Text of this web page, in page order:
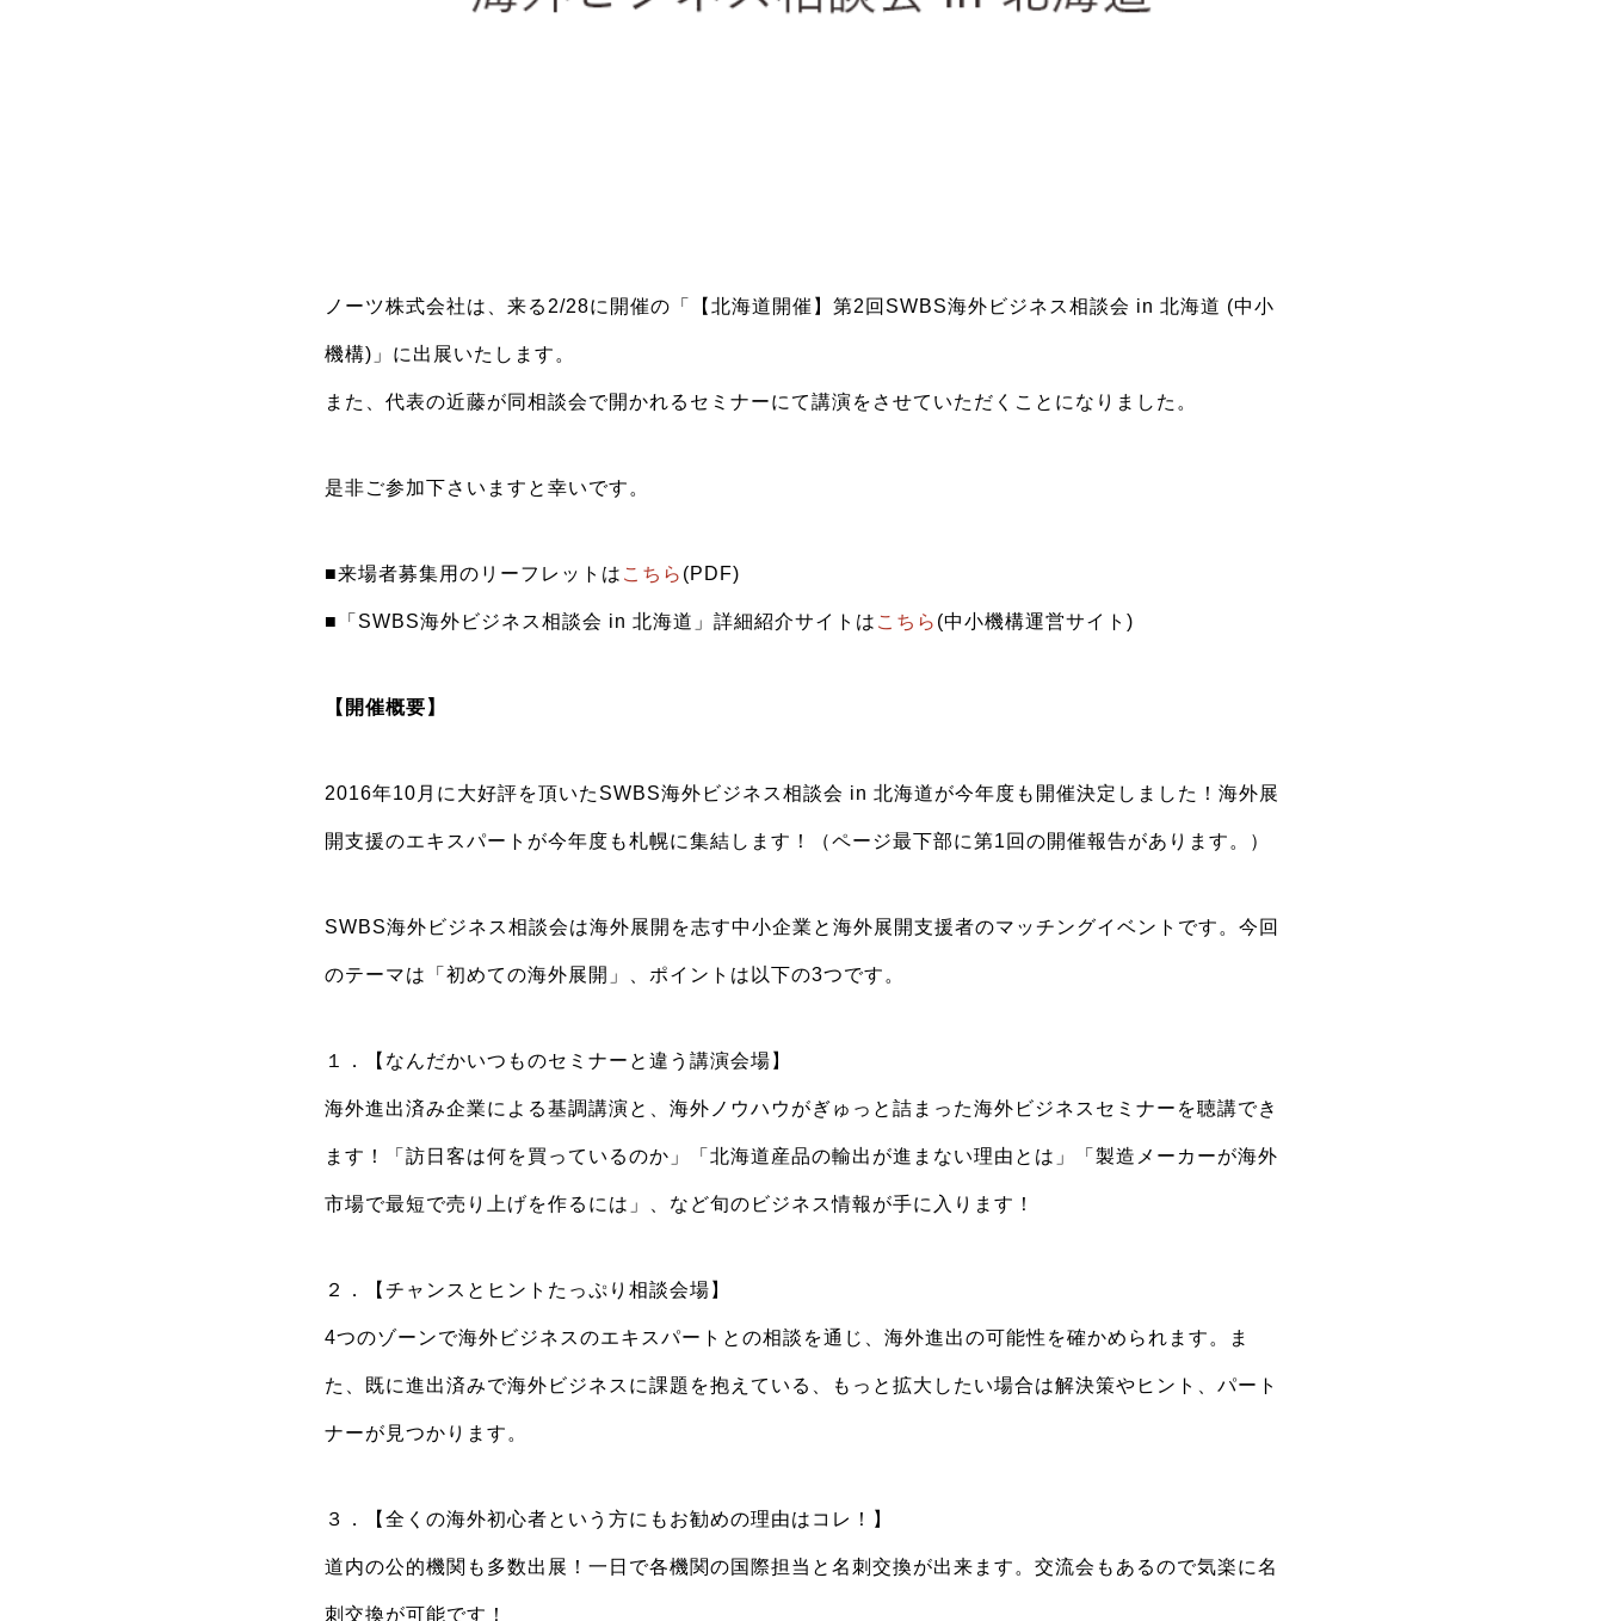
ノーツ株式会社は、来る2/28に開催の「【北海道開催】第2回SWBS海外ビジネス相談会 in 北海道 (中小
機構)」に出展いたします。
また、代表の近藤が同相談会で開かれるセミナーにて講演をさせていただくことになりました。
是非ご参加下さいますと幸いです。
■来場者募集用のリーフレットは こちら (PDF)
■「SWBS海外ビジネス相談会 in 北海道」詳細紹介サイトは こちら (中小機構運営サイト)
【開催概要】
2016年10月に大好評を頂いたSWBS海外ビジネス相談会 in 北海道が今年度も開催決定しました！海外展
開支援のエキスパートが今年度も札幌に集結します！（ページ最下部に第1回の開催報告があります。）
SWBS海外ビジネス相談会は海外展開を志す中小企業と海外展開支援者のマッチングイベントです。今回
のテーマは「初めての海外展開」、ポイントは以下の3つです。
１．【なんだかいつものセミナーと違う講演会場】
海外進出済み企業による基調講演と、海外ノウハウがぎゅっと詰まった海外ビジネスセミナーを聴講でき
ます！「訪日客は何を買っているのか」「北海道産品の輸出が進まない理由とは」「製造メーカーが海外
市場で最短で売り上げを作るには」、など旬のビジネス情報が手に入ります！
２．【チャンスとヒントたっぷり相談会場】
4つのゾーンで海外ビジネスのエキスパートとの相談を通じ、海外進出の可能性を確かめられます。ま
た、既に進出済みで海外ビジネスに課題を抱えている、もっと拡大したい場合は解決策やヒント、パート
ナーが見つかります。
３．【全くの海外初心者という方にもお勧めの理由はコレ！】
道内の公的機関も多数出展！一日で各機関の国際担当と名刺交換が出来ます。交流会もあるので気楽に名
刺交換が可能です！